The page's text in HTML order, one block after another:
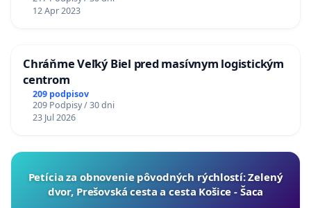
12 Apr 2023
Chráňme Veľký Biel pred masívnym logistickým
centrom
209 podpisov
209 Podpisy / 30 dni
23 Jul 2026
​Petícia za obnovenie pôvodných rýchlostí: Zelený
dvor, Prešovská cesta a cesta Košice - Šaca